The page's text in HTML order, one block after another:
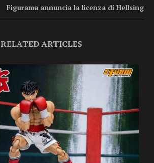
Figurama annuncia la licenza di Hellsing
RELATED ARTICLES